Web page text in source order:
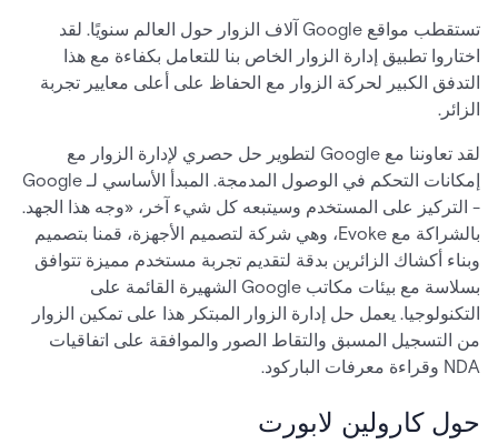
تستقطب مواقع Google آلاف الزوار حول العالم سنويًا. لقد
اختاروا تطبيق إدارة الزوار الخاص بنا للتعامل بكفاءة مع هذا
التدفق الكبير لحركة الزوار مع الحفاظ على أعلى معايير تجربة
الزائر.
لقد تعاوننا مع Google لتطوير حل حصري لإدارة الزوار مع
إمكانات التحكم في الوصول المدمجة. المبدأ الأساسي لـ Google
- التركيز على المستخدم وسيتبعه كل شيء آخر، «وجه هذا الجهد.
بالشراكة مع Evoke، وهي شركة لتصميم الأجهزة، قمنا بتصميم
وبناء أكشاك الزائرين بدقة لتقديم تجربة مستخدم مميزة تتوافق
بسلاسة مع بيئات مكاتب Google الشهيرة القائمة على
التكنولوجيا. يعمل حل إدارة الزوار المبتكر هذا على تمكين الزوار
من التسجيل المسبق والتقاط الصور والموافقة على اتفاقيات
NDA وقراءة معرفات الباركود.
حول كارولين لابورت